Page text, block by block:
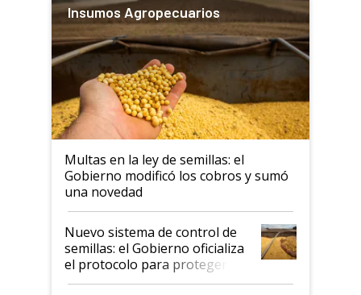
Insumos Agropecuarios
Multas en la ley de semillas: el
Gobierno modificó los cobros y sumó
una novedad
Nuevo sistema de control de
semillas: el Gobierno oficializa
el protocolo para proteger la
propiedad intelectual